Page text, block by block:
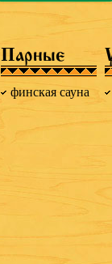
Парные
финская сауна